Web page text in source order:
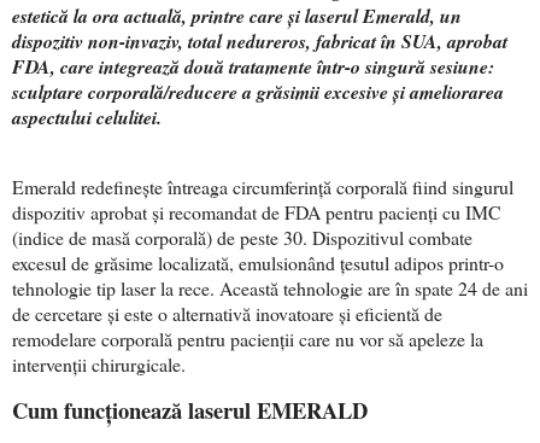
estetică la ora actuală, printre care și laserul Emerald, un
dispozitiv non-invaziv, total nedureros, fabricat în SUA, aprobat
FDA, care integrează două tratamente într-o singură sesiune:
sculptare corporală/reducere a grăsimii excesive și ameliorarea
aspectului celulitei.
Emerald redefinește întreaga circumferință corporală fiind singurul
dispozitiv aprobat și recomandat de FDA pentru pacienți cu IMC
(indice de masă corporală) de peste 30. Dispozitivul combate
excesul de grăsime localizată, emulsionând țesutul adipos printr-o
tehnologie tip laser la rece. Această tehnologie are în spate 24 de ani
de cercetare și este o alternativă inovatoare și eficientă de
remodelare corporală pentru pacienții care nu vor să apeleze la
intervenții chirurgicale.
Cum funcționează laserul EMERALD